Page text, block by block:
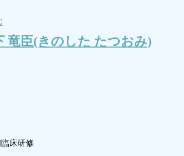
竜臣(きのした たつおみ)
床研修